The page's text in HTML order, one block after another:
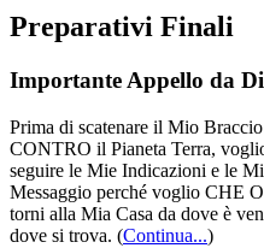
Preparativi Finali
Importante Appello da
Prima di scatenare il Mio
CONTRO il Pianeta Terra,
seguire le Mie Indicazioni e le
Messaggio perché voglio CHE
torni alla Mia Casa da dove è
dove si trova. (Continua...)